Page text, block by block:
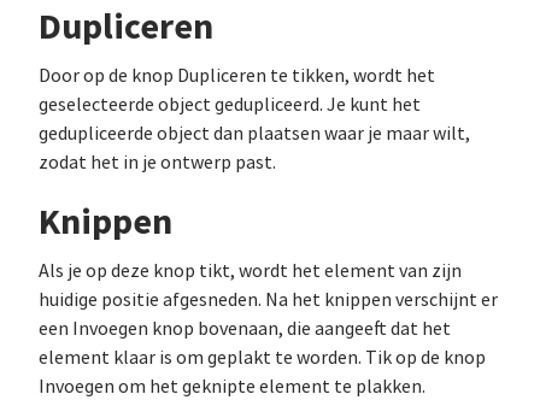
Dupliceren
Door op de knop Dupliceren te tikken, wordt het
geselecteerde object gedupliceerd. Je kunt het
gedupliceerde object dan plaatsen waar je maar wilt,
zodat het in je ontwerp past.
Knippen
Als je op deze knop tikt, wordt het element van zijn
huidige positie afgesneden. Na het knippen verschijnt er
een Invoegen knop bovenaan, die aangeeft dat het
element klaar is om geplakt te worden. Tik op de knop
Invoegen om het geknipte element te plakken.